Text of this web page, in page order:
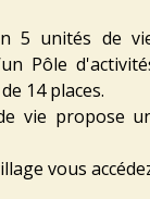
5 unités de
Pôle
14 places.
vie propose
vous